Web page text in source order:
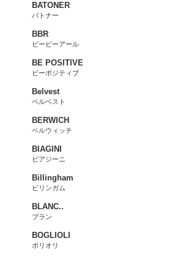
BATONER
バトナー
BBR
ビービーアール
BE POSITIVE
ビーポジティブ
Belvest
ベルベスト
BERWICH
ベルウィッチ
BIAGINI
ビアジーニ
Billingham
ビリンガム
BLANC..
ブラン
BOGLIOLI
ボリオリ